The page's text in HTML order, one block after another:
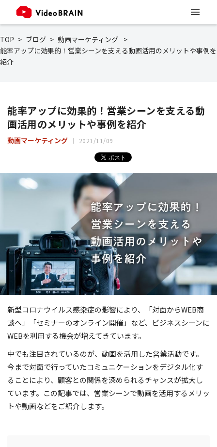
TOP ブログ
動画マーケティング
能率アップに効果的！営業シーンを支える動画活用のメリットや事例を
紹介
能率アップに効果的！営業シーンを支える動
画活用のメリットや事例を紹介
動画マーケティング 2021/11/09
新型コロナウイルス感染症の影響により、「対面からWEB商
談へ」「セミナーのオンライン開催」など、ビジネスシーンに
WEBを利用する機会が増えてきています。
中でも注目されているのが、動画を活用した営業活動です。
今まで対面で行っていたコミュニケーションをデジタル化す
ることにより、顧客との関係を深められるチャンスが拡大し
ています。この記事では、営業シーンで動画を活用するメリッ
トや動画などをご紹介します。